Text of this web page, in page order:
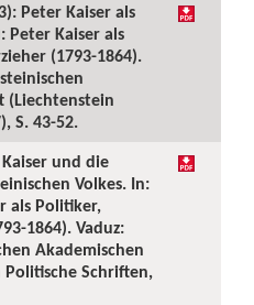
Peter Kaiser als
Peter Kaiser als
(1793-1864).
(Liechtenstein
S. 43-52.
und die
Volkes. In:
als Politiker,
1864). Vaduz:
Akademischen
Politische Schriften,